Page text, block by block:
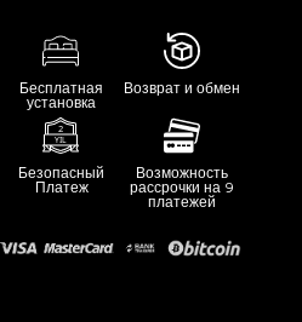
Бесплатная
установка
Возврат и обмен
Безопасный
Платеж
Возможность
рассрочки на 9
платежей